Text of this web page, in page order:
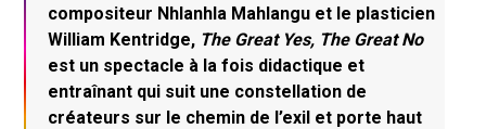
compositeur Nhlanhla Mahlangu et le plasticien
William Kentridge, The Great Yes, The Great No
est un spectacle à la fois didactique et
entraînant qui suit une constellation de
créateurs sur le chemin de l’exil et porte haut